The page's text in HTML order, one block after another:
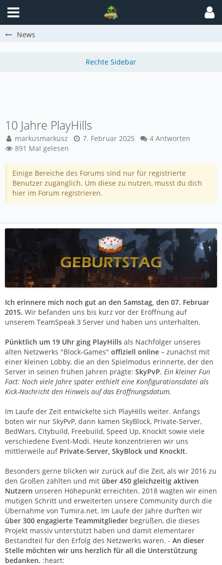
News
10 Jahre PlayHills
markusmarkusz 7. Februar 2025
4 Antworten
891 Mal gelesen
Einige Bereiche des Forums sind nur für registrierte
Benutzer zugänglich. Um diese zu nutzen, musst du dich
hier im Forum registrieren.
Ich erinnere mich noch gut an den Samstag, den 07. Februar
2015. Wir befanden uns bis kurz vor der Eröffnung auf
unserem TeamSpeak 3 Server und haben uns unterhalten.
Pünktlich um 19 Uhr ging PlayHills als Nachfolger unseres
alten Netzwerks "Block-Games" offiziell online – zunächst mit
einer kleinen Lobby, die an den Spielmodus erinnerte, der den
Server in seinen frühen Jahren prägte: SkyPvP. Ein kleiner Fun
Fact: Noch viele Jahre später enthielt eine Konfigurationsdatei als
Kick-Nachricht den Hinweis auf das Eröffnungsdatum.
Im Laufe der Zeit entwickelte sich PlayHills weiter. Anfangs
boten wir nur SkyPvP, dann kamen SkyBlock, Private-Server,
BedWars, Citybuild, Freebuild, Speed Up, KnockIt sowie viele
verschiedene Event-Modi. Heute konzentrieren wir uns
mittlerweile auf Private-Server, SkyBlock und KnockIt.
Besonders gerne blicken wir zurück auf die Zeit, als wir 2016 zu
den Großen zählten und mit über 450 gleichzeitig aktiven
Nutzern unseren Höhepunkt erreichten. 2018 wagten wir einen
mutigen Schritt und erweiterten unsere Community durch die
Übernahme von Tumira.net. Im Laufe der Jahre durften wir
über 300 engagierte Teammitglieder begrüßen, die dieses
Projekt massiv unterstützt haben und damit elementarer
Bestandteil für den Erfolg des Netzwerks waren. - An dieser
Stelle möchten wir uns herzlich für all die Unterstützung
bedanken. :heart: